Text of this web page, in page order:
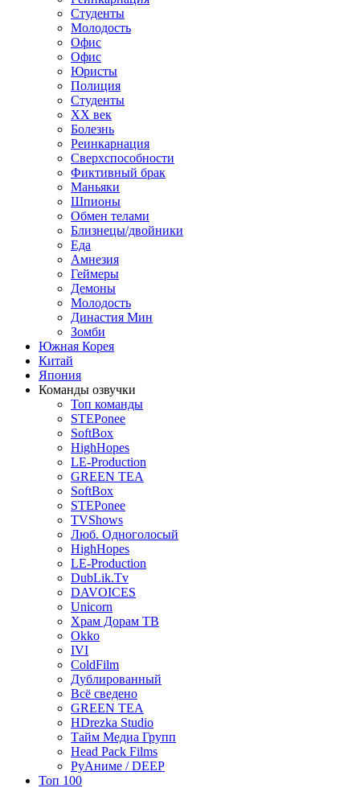
Студенты
Молодость
Офис
Офис
Юристы
Полиция
Студенты
ХХ век
Болезнь
Реинкарнация
Сверхспособности
Фиктивный брак
Маньяки
Шпионы
Обмен телами
Близнецы/двойники
Еда
Амнезия
Геймеры
Демоны
Молодость
Династия Мин
Зомби
Южная Корея
Китай
Япония
Команды озвучки
Топ команды
STEPonee
SoftBox
HighHopes
LE-Production
GREEN TEA
SoftBox
STEPonee
TVShows
Люб. Одноголосый
HighHopes
LE-Production
DubLik.Tv
DAVOICES
Unicorn
Храм Дорам ТВ
Okko
IVI
ColdFilm
Дублированный
Всё сведено
GREEN TEA
HDrezka Studio
Тайм Медиа Групп
Head Pack Films
РуАниме / DEEP
Топ 100